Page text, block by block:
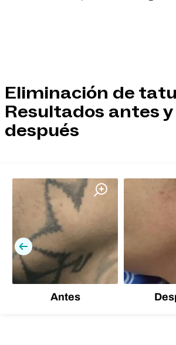
Eliminación de
Resultados antes y
después
Antes
Previa